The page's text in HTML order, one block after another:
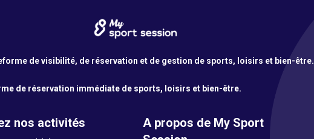
de visibilité, de réservation et de gestion de sports, loisirs et bien-être.
de réservation immédiate de sports, loisirs et bien-être.
nos activités
A propos de My Sport